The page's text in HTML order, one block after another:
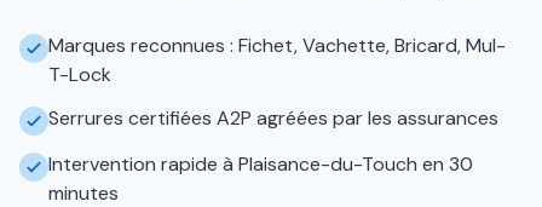
Marques reconnues : Fichet, Vachette, Bricard, Mul-
T-Lock
Serrures certifiées A2P agréées par les assurances
Intervention rapide à Plaisance-du-Touch en 30
minutes